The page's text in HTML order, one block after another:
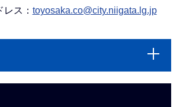
ス： toyosaka.co@city.niigata.lg.jp